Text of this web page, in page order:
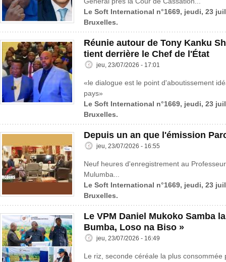
Le Soft International n°1669, jeudi, 23
Bruxelles.
Réunie autour de Tony Kanku
tient derrière le Chef de l'État
jeu, 23/07/2026 - 17:01
«le dialogue est le point d'aboutissement
pays»
Le Soft International n°1669, jeudi, 23
Bruxelles.
Depuis un an que l'émission
jeu, 23/07/2026 - 16:55
Neuf heures d'enregistrement au
Mulumba...
Le Soft International n°1669, jeudi, 23
Bruxelles.
Le VPM Daniel Mukoko Samba
Bumba, Loso na Biso »
jeu, 23/07/2026 - 16:49
Le riz, seconde céréale la plus